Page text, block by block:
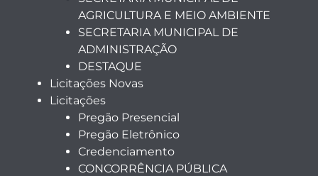
AGRICULTURA E MEIO AMBIENTE
SECRETARIA MUNICIPAL DE
ADMINISTRAÇÃO
DESTAQUE
Licitações Novas
Licitações
Pregão Presencial
Pregão Eletrônico
Credenciamento
CONCORRÊNCIA PÚBLICA